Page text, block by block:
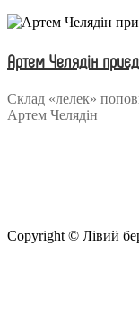
Артем Челядін
Склад «лелек»
Артем Челядін
Copyright © Лівий